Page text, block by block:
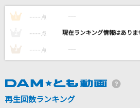
残酷な天使のテーゼ
あんなに一緒だったのに
神田沙也加、松たか子
1 ---- 点 ----
---- 点 ----
3 ---- 点 ----
再生回数ランキング